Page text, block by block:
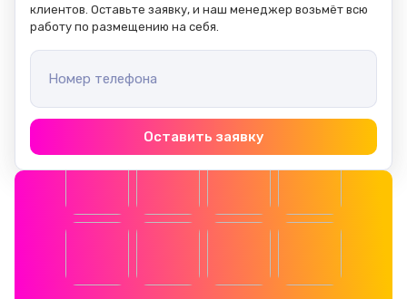
клиентов. Оставьте заявку, и наш менеджер возьмёт всю
работу по размещению на себя.
Номер телефона
Оставить заявку